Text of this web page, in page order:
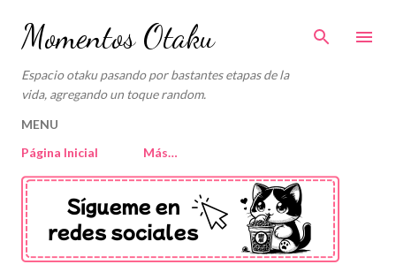
Ir al contenido principal
Momentos Otaku
Espacio otaku pasando por bastantes etapas de la
vida, agregando un toque random.
MENU
Página Inicial
Más…